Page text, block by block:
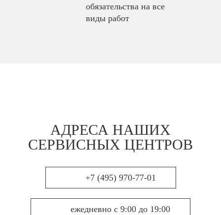
обязательства на все
виды работ
АДРЕСА НАШИХ
СЕРВИСНЫХ ЦЕНТРОВ
+7 (495) 970-77-01
ежедневно с 9:00 до 19:00